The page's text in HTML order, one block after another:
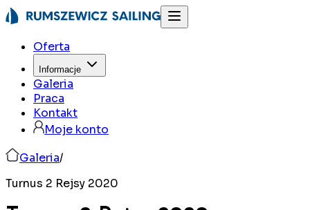
Oferta
Informacje
Galeria
Praca
Kontakt
Moje konto
Galeria/
Turnus 2 Rejsy 2020